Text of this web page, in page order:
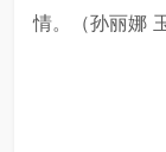
情。（孙丽娜